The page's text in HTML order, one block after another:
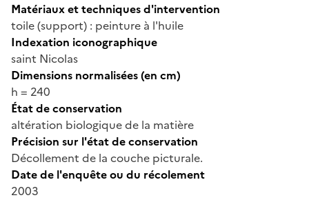
Matériaux et techniques d'intervention
toile (support) : peinture à l'huile
Indexation iconographique
saint Nicolas
Dimensions normalisées (en cm)
h = 240
État de conservation
altération biologique de la matière
Précision sur l'état de conservation
Décollement de la couche picturale.
Date de l'enquête ou du récolement
2003